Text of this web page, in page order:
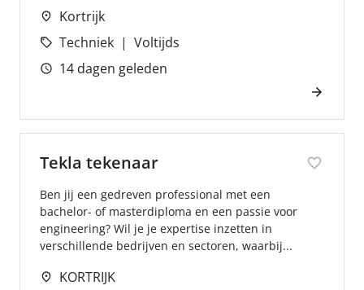
Kortrijk
Techniek
Voltijds
14 dagen geleden
Tekla tekenaar
Ben jij een gedreven professional met een
bachelor- of masterdiploma en een passie voor
engineering? Wil je je expertise inzetten in
verschillende bedrijven en sectoren, waarbij...
KORTRIJK